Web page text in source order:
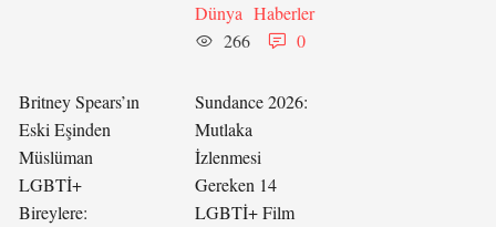
Dünya Haberler
266
0
Britney Spears’ın
Eski Eşinden
Müslüman
LGBTİ+
Bireylere:
Sundance 2026:
Mutlaka
İzlenmesi
Gereken 14
LGBTİ+ Film